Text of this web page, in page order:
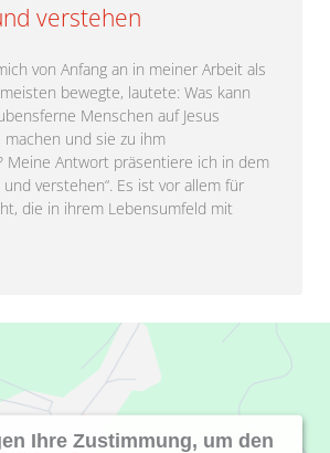
verstehen
von Anfang an in meiner Arbeit als
bewegte, lautete: Was kann
Menschen auf Jesus
machen und sie zu ihm
Meine Antwort präsentiere ich in dem
verstehen“. Es ist vor allem für
die in ihrem Lebensumfeld mit
Ihre Zustimmung, um den